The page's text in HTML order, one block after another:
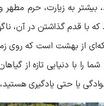
به زیارت، حرم
با قدم گذاشتن در آن،
از بهشت است که روی
را با دنیایی تازه از
یا حتی یادگیری